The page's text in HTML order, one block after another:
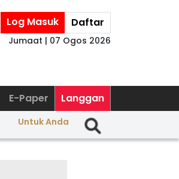
Log Masuk Daftar
Jumaat | 07 Ogos 2026
E-Paper Langgan
Untuk Anda